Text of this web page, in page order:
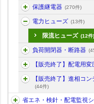
保護継電器 (270件)
電力ヒューズ (13件)
限流ヒューズ (12件)
負荷開閉器・断路器
【販売終了】配電用変
【販売終了】進相コ
(44件)
省エネ・検針・配電監視